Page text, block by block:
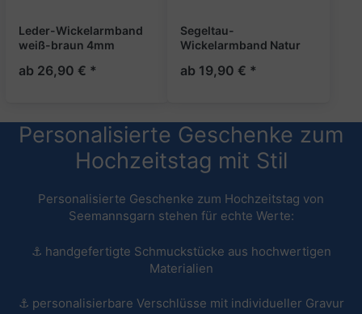
Leder-Wickelarmband
weiß-braun 4mm
ab 26,90 € *
Segeltau-
Wickelarmband Natur
"Amrum"
ab 19,90 € *
Personalisierte Geschenke zum
Hochzeitstag mit Stil
Personalisierte Geschenke zum Hochzeitstag von
Seemannsgarn stehen für echte Werte:
⚓ handgefertigte Schmuckstücke aus hochwertigen
Materialien
⚓ personalisierbare Verschlüsse mit individueller Gravur